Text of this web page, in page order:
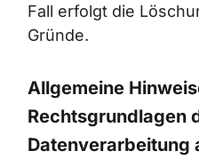
Fall erfolgt die
Gründe.
Allgemeine
Rechtsgrundlagen
Datenverarbeitung